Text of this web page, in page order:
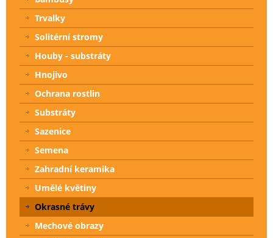
Trvalky
Solitérní stromy
Houby - substráty
Hnojivo
Ochrana rostlin
Substráty
Sazenice
Semena
Zahradní keramika
Umělé květiny
Okrasné trávy
Mechové obrazy